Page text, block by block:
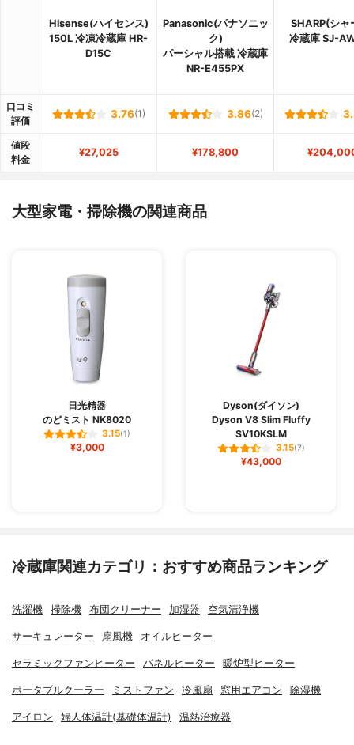
Hisense(ハイセンス)
150L 冷凍冷蔵庫 HR-
D15C
Panasonic(パナソニッ
ク)
パーシャル搭載 冷蔵庫
NR-E455PX
SHARP(シャ
冷蔵庫 SJ-
口コミ
評価
3.76(1) 3.86(2)
値段
料金
¥27,025 ¥178,800
大型家電・掃除機の関連商品
日光精器
のどミスト NK8020
3.15(1)
¥3,000
Dyson(ダイソン)
Dyson V8 Slim Fluffy
SV10KSLM
3.15(7)
¥43,000
冷蔵庫関連カテゴリ：おすすめ商品ランキング
洗濯機 掃除機 布団クリーナー 加湿器 空気清浄機
サーキュレーター 扇風機 オイルヒーター
セラミックファンヒーター パネルヒーター 暖炉型ヒーター
ポータブルクーラー ミストファン 冷風扇 窓用エアコン 除湿機
アイロン 婦人体温計(基礎体温計) 温熱治療器